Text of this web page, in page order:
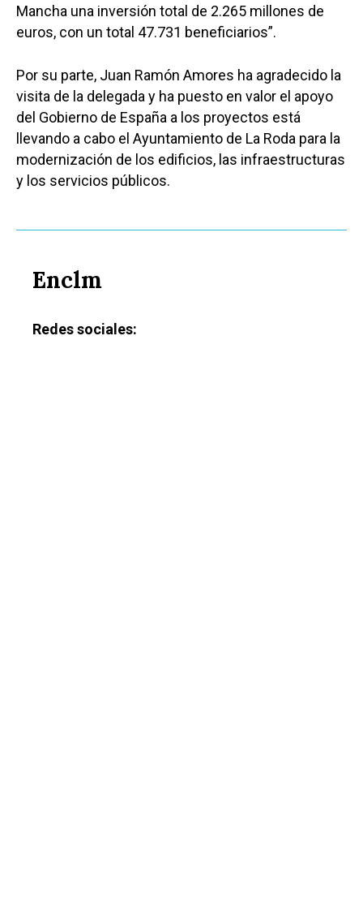
Mancha una inversión total de 2.265 millones de
euros, con un total 47.731 beneficiarios”.
Por su parte, Juan Ramón Amores ha agradecido la
visita de la delegada y ha puesto en valor el apoyo
del Gobierno de España a los proyectos está
llevando a cabo el Ayuntamiento de La Roda para la
modernización de los edificios, las infraestructuras
y los servicios públicos.
Enclm
Redes sociales: